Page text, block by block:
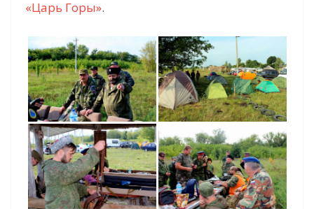
«Царь Горы».